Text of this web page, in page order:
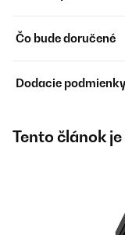
Čo bude doručené
Dodacie podmienky
Tento článok